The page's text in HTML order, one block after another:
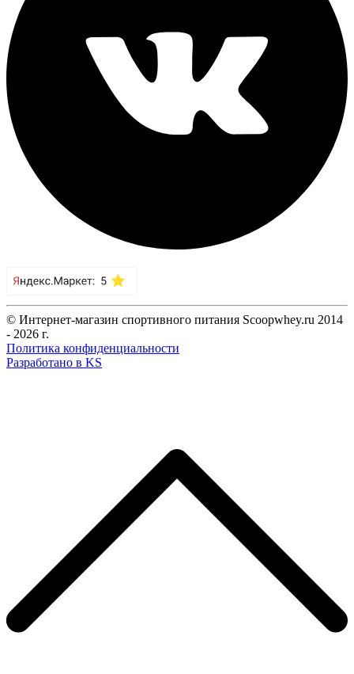
© Интернет-магазин спортивного питания Scoopwhey.ru 2014
- 2026 г.
Политика конфиденциальности
Разработано в KS